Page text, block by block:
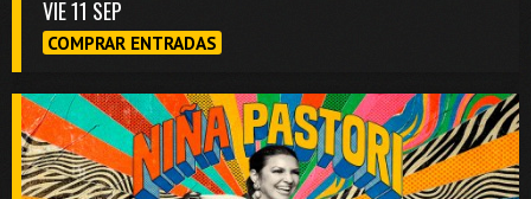
VIE 11 SEP
COMPRAR ENTRADAS